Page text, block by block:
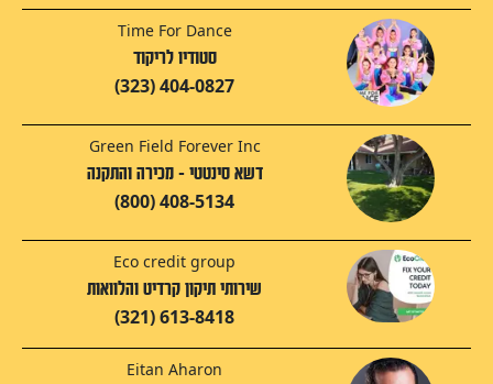
Time For Dance
סטודיו לריקוד
(323) 404-0827
Green Field Forever Inc
דשא סינטטי - מכירה והתקנה
(800) 408-5134
Eco credit group
שירותי תיקון קרדיט והלוואות
(321) 613-8418
Eitan Aharon